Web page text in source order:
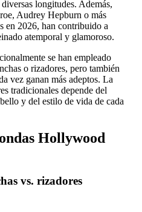
longitudes. Además,
Audrey Hepburn o más
en 2026, han contribuido a
atemporal y glamoroso.
se han empleado
o rizadores, pero también
vez ganan más adeptos. La
tradicionales depende del
y del estilo de vida de cada
Hollywood
vs. rizadores